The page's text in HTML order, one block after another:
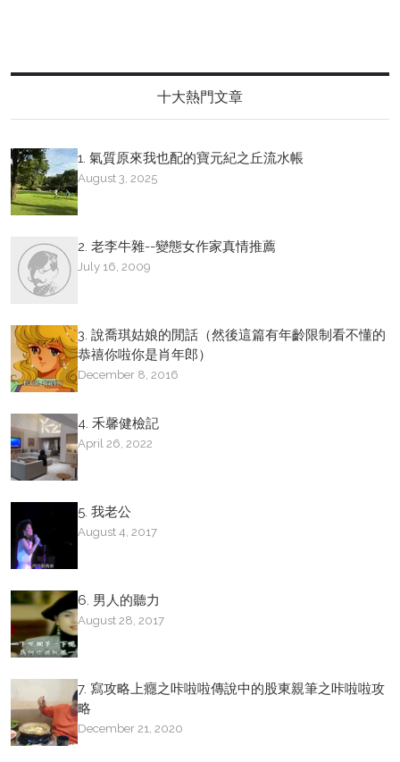
十大熱門文章
1. 氣質原來我也配的寶元紀之丘流水帳
August 3, 2025
2. 老李牛雜--變態女作家真情推薦
July 16, 2009
3. 說喬琪姑娘的閒話（然後這篇有年齡限制看不懂的
恭禧你啦你是肖年郎）
December 8, 2016
4. 禾馨健檢記
April 26, 2022
5. 我老公
August 4, 2017
6. 男人的聽力
August 28, 2017
7. 寫攻略上癮之咔啦啦傳說中的股東親筆之咔啦啦攻
略
December 21, 2020